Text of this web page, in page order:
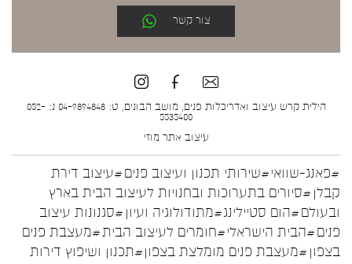
צור קשר
הילית קרש עיצוב ואדריכלות פנים, מושב הבונים, ט: 04-9894848 נ: 052-
5535400
עיצוב אתר מוזי
#פאנג-שוואי#שירותי תכנון ועיצוב פנים#עיצוב דירת
קבלן #סיורים בתערוכות ובחנויות לעיצוב הבית בארץ
ובעולם#הום סטיילינג#מתודולוגיה ועיון #סגנונות עיצוב
פנים#הבית הישראלי#חומרים לעיצוב הבית#מעצבת פנים
בצפון #מעצבת פנים מומלצת בצפון#תכנון ושיפוץ דירות